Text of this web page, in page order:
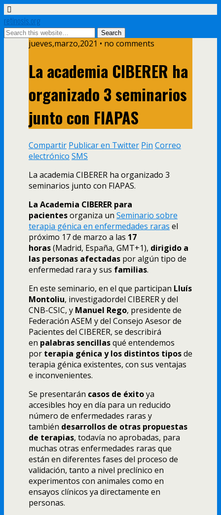
retinosis.org
jueves,marzo,2021 • no comments
La academia CIBERER ha
organizado 3 seminarios
junto con FIAPAS
Compartir Publicar en Twitter Pin Correo
electrónico SMS
La academia CIBERER ha organizado 3
seminarios junto con FIAPAS.
La Academia CIBERER para
pacientesorganiza un Seminario sobre
terapia génica en enfermedades raras el
próximo 17 de marzo a las 17
horas(Madrid, España, GMT+1), dirigido a
las personas afectadas por algún tipo de
enfermedad rara y sus familias.
En este seminario, en el que participan Lluís
Montoliu, investigadordel CIBERER y del
CNB-CSIC, y Manuel Rego, presidente de
Federación ASEM y del Consejo Asesor de
Pacientes del CIBERER, se describirá
en palabras sencillasqué entendemos
por terapia génica y los distintos tiposde
terapia génica existentes, con sus ventajas
e inconvenientes.
Se presentarán casos de éxitoya
accesibles hoy en día para un reducido
número de enfermedades raras y
también desarrollos de otras propuestas
de terapias, todavía no aprobadas, para
muchas otras enfermedades raras que
están en diferentes fases del proceso de
validación, tanto a nivel preclínico en
experimentos con animales como en
ensayos clínicos ya directamente en
personas.